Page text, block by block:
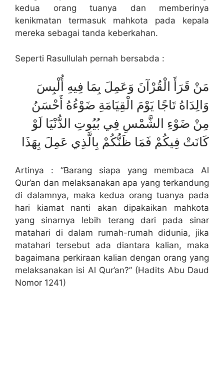
kedua orang tuanya dan memberinya
kenikmatan termasuk mahkota pada kepala
mereka sebagai tanda keberkahan.
Seperti Rasullulah pernah bersabda :
مَنْ قَرَأَ الْقُرْآنَ وَعَمِلَ بِمَا فِيهِ أُلْبِسَ
وَالِدَاهُ تَاجًا يَوْمَ الْقِيَامَةِ ضَوْءُهُ أَحْسَنُ
مِنْ ضَوْءِ الشَّمْسِ فِي بُيُوتِ الدُّنْيَا لَوْ
كَانَتْ فِيكُمْ فَمَا ظَنُّكُمْ بِالَّذِي عَمِلَ بِهَذَا
Artinya : “Barang siapa yang membaca Al
Qur’an dan melaksanakan apa yang terkandung
di dalamnya, maka kedua orang tuanya pada
hari kiamat nanti akan dipakaikan mahkota
yang sinarnya lebih terang dari pada sinar
matahari di dalam rumah-rumah didunia, jika
matahari tersebut ada diantara kalian, maka
bagaimana perkiraan kalian dengan orang yang
melaksanakan isi Al Qur’an?” (Hadits Abu Daud
Nomor 1241)